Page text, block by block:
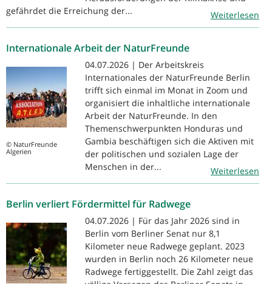
gefährdet die Erreichung der...
Weiterlesen
Internationale Arbeit der NaturFreunde
© NaturFreunde
Algerien
04.07.2026 | Der Arbeitskreis
Internationales der NaturFreunde Berlin
trifft sich einmal im Monat in Zoom und
organisiert die inhaltliche internationale
Arbeit der NaturFreunde. In den
Themenschwerpunkten Honduras und
Gambia beschäftigen sich die Aktiven mit
der politischen und sozialen Lage der
Menschen in der...
Weiterlesen
Berlin verliert Fördermittel für Radwege
04.07.2026 | Für das Jahr 2026 sind in
Berlin vom Berliner Senat nur 8,1
Kilometer neue Radwege geplant. 2023
wurden in Berlin noch 26 Kilometer neue
Radwege fertiggestellt. Die Zahl zeigt das